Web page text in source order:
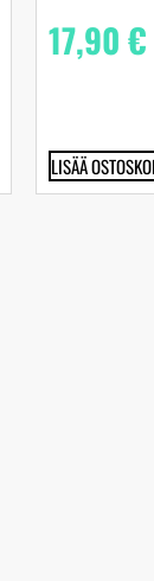
17,90€
LISÄÄ